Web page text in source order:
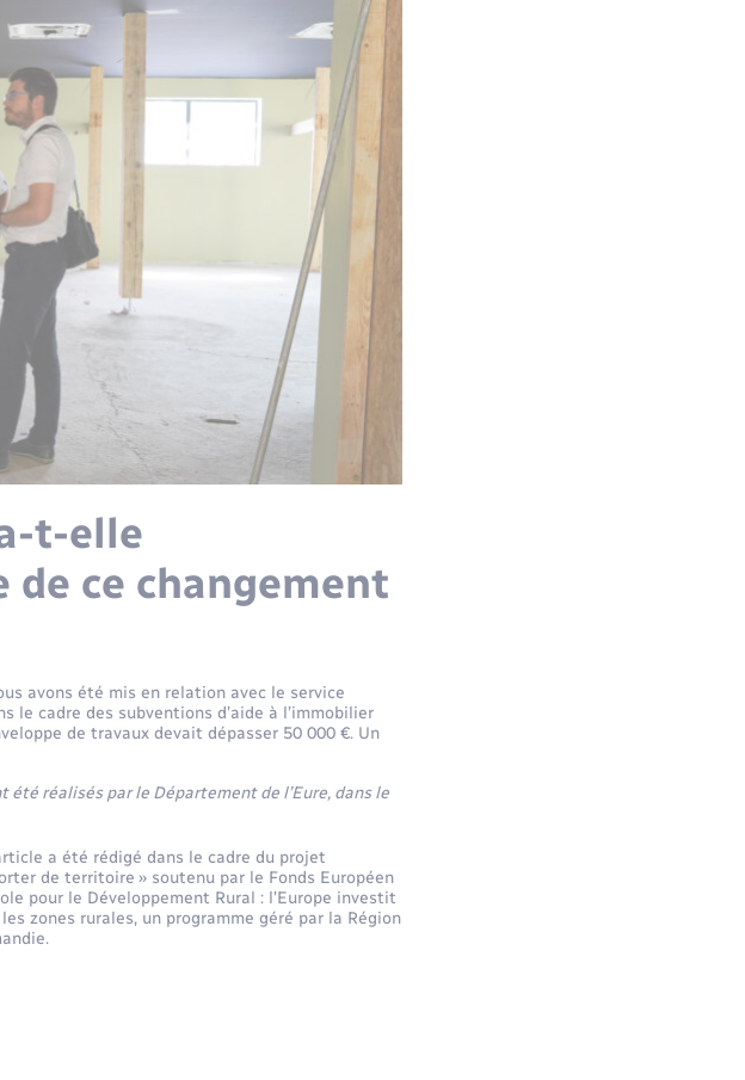
t-elle
de ce changement
avons été mis en relation avec le service
le cadre des subventions d’aide à l’immobilier
de travaux devait dépasser 50 000 €. Un
réalisés par le Département de l’Eure, dans le
a été rédigé dans le cadre du projet
de territoire » soutenu par le Fonds Européen
pour le Développement Rural : l’Europe investit
zones rurales, un programme géré par la Région